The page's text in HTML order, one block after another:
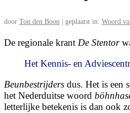
door Ton den Boon geplaatst in: Woord
De regionale krant De Stentor
Het Kennis- en
Beunbestrijders dus. Het is een
het Ne­der­duitse woord
letterlijke betekenis is dan ook